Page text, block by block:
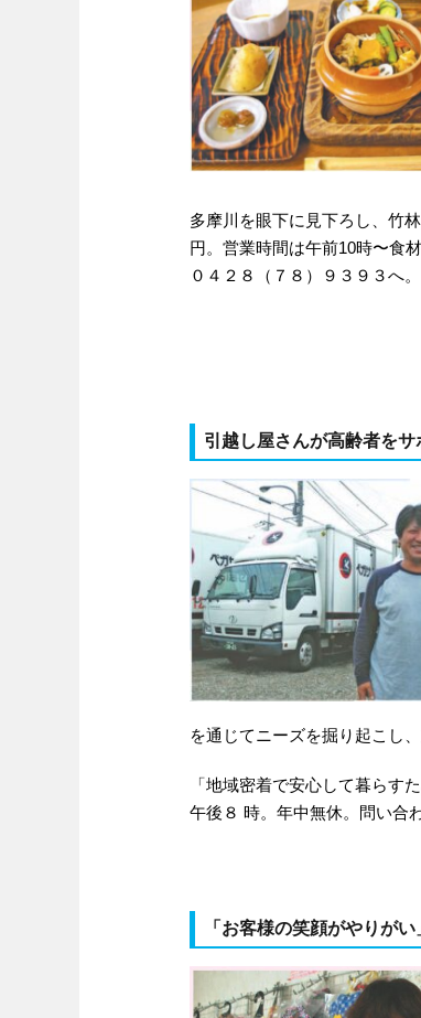
多摩川を眼下に見下ろし、竹
円。営業時間は午前10時〜食
０４２８（７８）９３９３へ。
引越し屋さんが高齢者を
を通じてニーズを掘り起こし
「地域密着で安心して暮らす
午後８ 時。年中無休。問い合
「お客様の笑顔がやり